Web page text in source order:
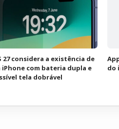
27 considera a existência de
iPhone com bateria dupla e
tela dobrável
do